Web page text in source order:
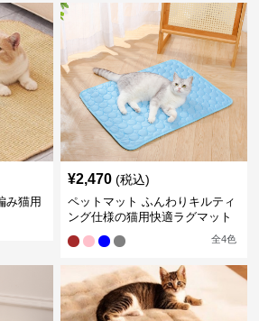
み猫用
¥2,470 (税込)
ペットマット ふんわりキルティ
ング仕様の猫用快適ラグマット
全4色